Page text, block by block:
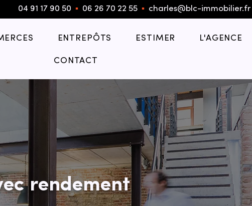
04 91 17 90 50 ▪︎ 06 26 70 22 55 ▪︎ charles@blc-immobilier.fr
ENTREPÔTS ESTIMER L'AGENCE
CONTACT
rendement